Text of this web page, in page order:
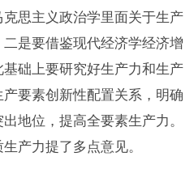
思主义政治学里面关于生产
是要借鉴现代经济学经济增
础上要研究好生产力和生产
要素创新性配置关系，明确
地位，提高全要素生产力。
产力提了多点意见。